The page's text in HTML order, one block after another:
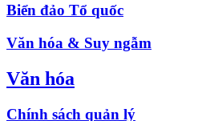
Biển đảo Tổ quốc
Văn hóa & Suy ngẫm
Văn hóa
Chính sách quản lý